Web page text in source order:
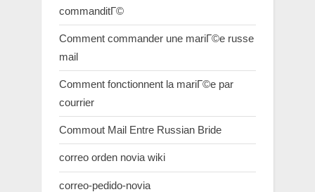
commanditГ©
Comment commander une mariГ©e russe
mail
Comment fonctionnent la mariГ©e par
courrier
Commout Mail Entre Russian Bride
correo orden novia wiki
correo-pedido-novia